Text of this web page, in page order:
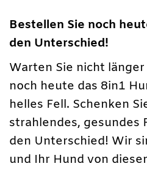
Bestellen Sie noch
den Unterschied!
Warten Sie nicht
noch heute das 8in1
helles Fell. Schenken
strahlendes, gesundes
den Unterschied! Wir
und Ihr Hund von